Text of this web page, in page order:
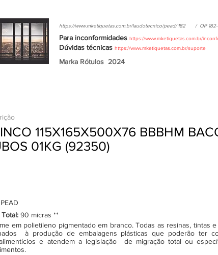
https://www.mketiquetas.com.br/laudotecnico/pead/ 182 / OP
Para inconformidades https://www.mketiquetas.com.br/
Dúvidas técnicas https://www.mketiquetas.com.br/suporte
Marka Rótulos 2024
115X165X500X76 BBBHM
01KG (92350)
PEAD
90 micras **
em polietileno pigmentado em branco. Todas as resinas, tintas
à produção de embalagens plásticas que poderão ter
e atendem a legislação de migração total ou